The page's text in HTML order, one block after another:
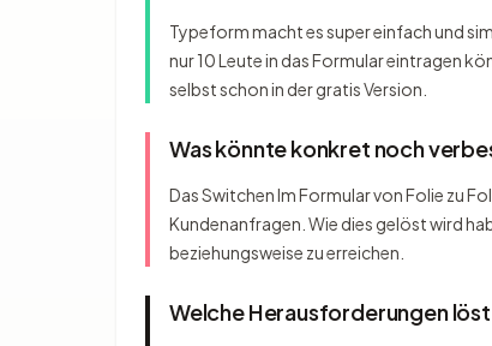
Typeform macht es super einfach und
nur 10 Leute in das Formular eintragen
selbst schon in der gratis Version.
Was könnte konkret noch
Das Switchen Im Formular von Folie zu
Kundenanfragen. Wie dies gelöst wird
beziehungsweise zu erreichen.
Welche Herausforderungen